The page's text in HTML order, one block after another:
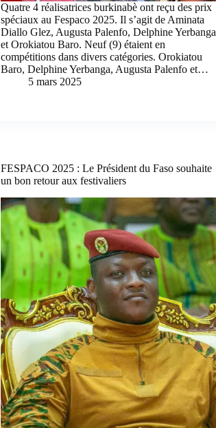
Quatre 4 réalisatrices burkinabè ont reçu des prix
spéciaux au Fespaco 2025. Il s’agit de Aminata
Diallo Glez, Augusta Palenfo, Delphine Yerbanga
et Orokiatou Baro. Neuf (9) étaient en
compétitions dans divers catégories. Orokiatou
Baro, Delphine Yerbanga, Augusta Palenfo et…
5 mars 2025
FESPACO 2025 : Le Président du Faso souhaite
un bon retour aux festivaliers